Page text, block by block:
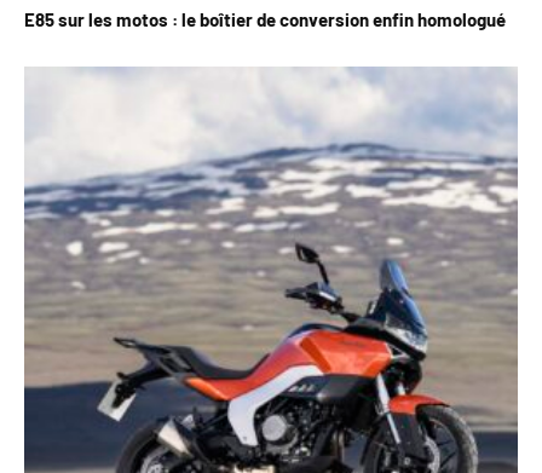
E85 sur les motos : le boîtier de conversion enfin homologué